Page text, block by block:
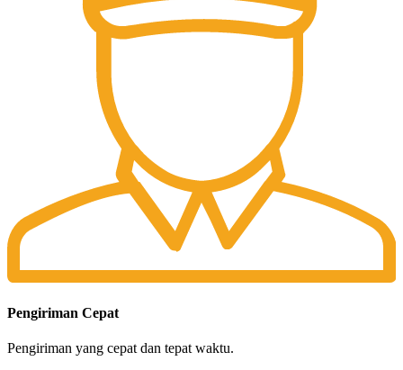
Pengiriman Cepat
Pengiriman yang cepat dan tepat waktu.